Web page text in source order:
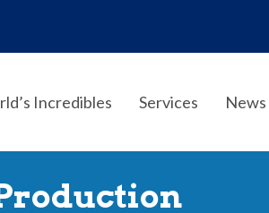
Incredibles Services News